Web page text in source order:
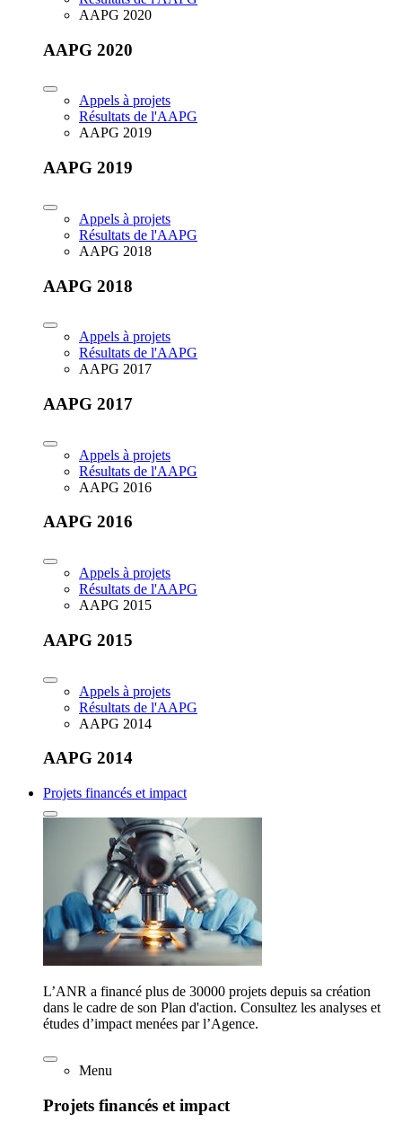
AAPG 2020
AAPG 2020
Appels à projets
Résultats de l'AAPG
AAPG 2019
AAPG 2019
Appels à projets
Résultats de l'AAPG
AAPG 2018
AAPG 2018
Appels à projets
Résultats de l'AAPG
AAPG 2017
AAPG 2017
Appels à projets
Résultats de l'AAPG
AAPG 2016
AAPG 2016
Appels à projets
Résultats de l'AAPG
AAPG 2015
AAPG 2015
Appels à projets
Résultats de l'AAPG
AAPG 2014
AAPG 2014
Projets financés et impact
L’ANR a financé plus de 30000 projets depuis sa création
dans le cadre de son Plan d'action. Consultez les analyses et
études d’impact menées par l’Agence.
Menu
Projets financés et impact